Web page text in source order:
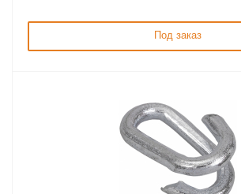
Под заказ